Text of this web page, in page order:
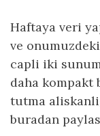
Haftaya veri
ve
capli iki
daha
tutma
buradan